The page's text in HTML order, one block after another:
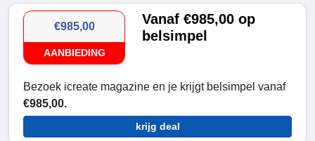
€985,00
AANBIEDING
Vanaf €985,00 op
belsimpel
Bezoek icreate magazine en je krijgt belsimpel vanaf
€985,00.
krijg deal